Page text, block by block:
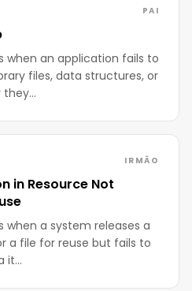
PAI
when an application fails to
files, data structures, or
they…
IRMÃO
in Resource Not
when a system releases a
a file for reuse but fails to
it…